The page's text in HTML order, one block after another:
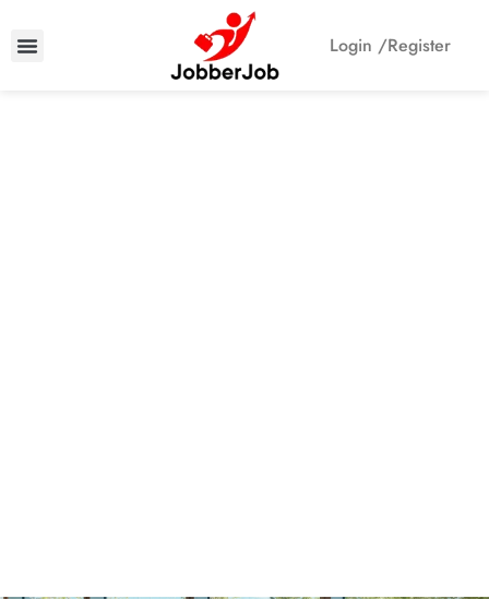
Login /Register